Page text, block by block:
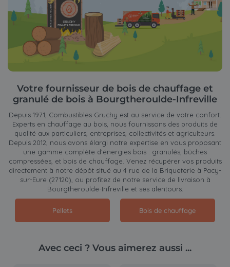
Votre fournisseur de bois de chauffage et
granulé de bois à Bourgtheroulde-Infreville
Depuis 1971, Combustibles Gruchy est au service de votre confort.
Experts en chauffage au bois, nous fournissons des produits de
qualité aux particuliers, entreprises, collectivités et agriculteurs.
Depuis 2012, nous avons élargi notre expertise en vous proposant
une gamme complète d’énergies bois : granulés, bûches
compressées, et bois de chauffage. Venez récupérer vos produits
directement à notre dépôt situé au 4 rue de la Briqueterie à Pacy-
sur-Eure (27120), ou profitez de notre service de livraison à
Bourgtheroulde-Infreville et ses alentours.
Pellets Bois de chauffage
Avec ceci ? Vous aimerez aussi ...